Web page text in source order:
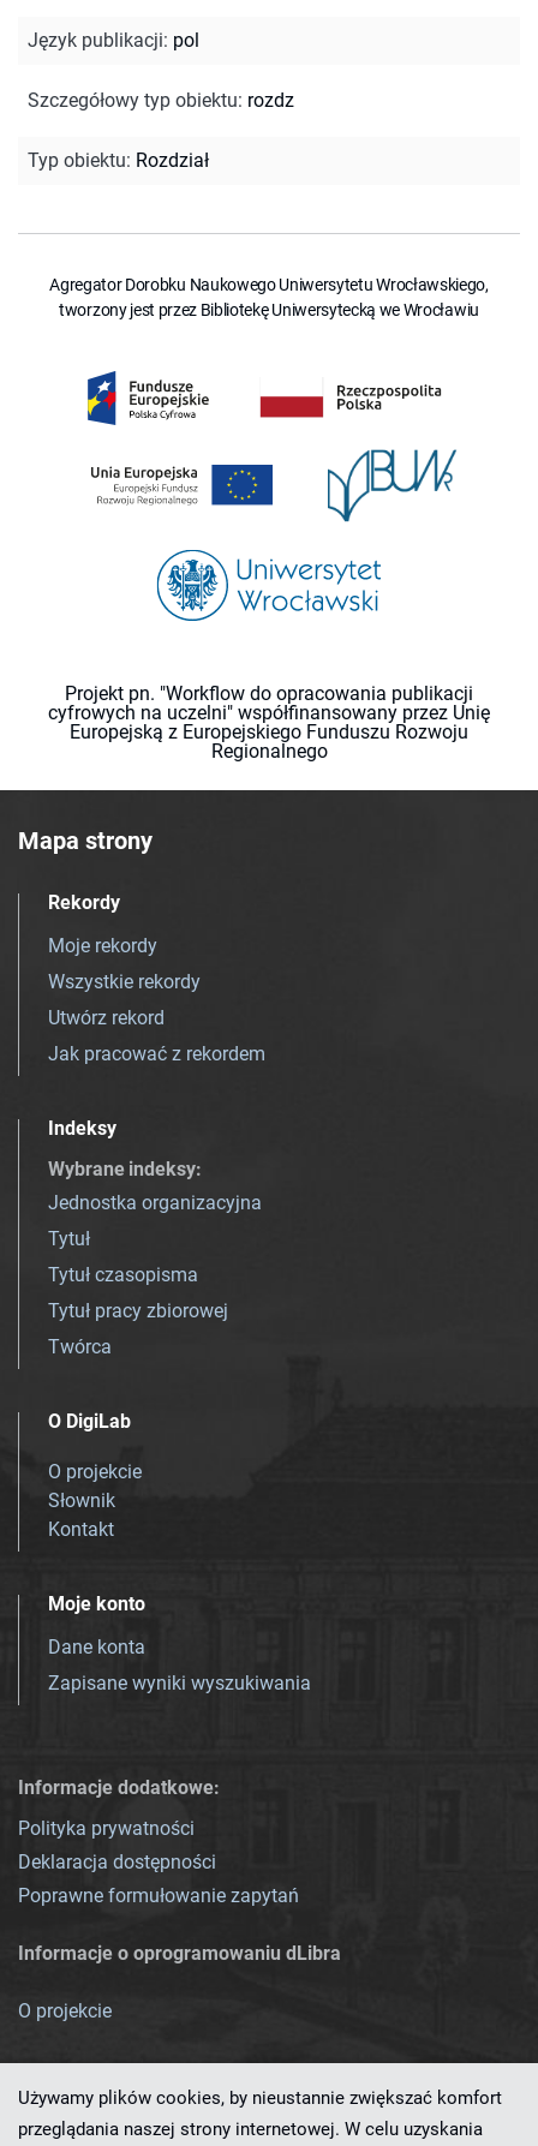
Język publikacji: pol
Szczegółowy typ obiektu: rozdz
Typ obiektu: Rozdział
Agregator Dorobku Naukowego Uniwersytetu Wrocławskiego,
tworzony jest przez Bibliotekę Uniwersytecką we Wrocławiu
Projekt pn. "Workflow do opracowania publikacji
cyfrowych na uczelni" współfinansowany przez Unię
Europejską z Europejskiego Funduszu Rozwoju
Regionalnego
Mapa strony
Rekordy
Moje rekordy
Wszystkie rekordy
Utwórz rekord
Jak pracować z rekordem
Indeksy
Wybrane indeksy:
Jednostka organizacyjna
Tytuł
Tytuł czasopisma
Tytuł pracy zbiorowej
Twórca
O DigiLab
O projekcie
Słownik
Kontakt
Moje konto
Dane konta
Zapisane wyniki wyszukiwania
Informacje dodatkowe:
Polityka prywatności
Deklaracja dostępności
Poprawne formułowanie zapytań
Informacje o oprogramowaniu dLibra
O projekcie
Używamy plików cookies, by nieustannie zwiększać komfort
przeglądania naszej strony internetowej. W celu uzyskania